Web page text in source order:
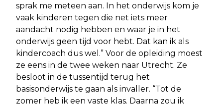
sprak me meteen aan. In het onderwijs kom je
vaak kinderen tegen die net iets meer
aandacht nodig hebben en waar je in het
onderwijs geen tijd voor hebt. Dat kan ik als
kindercoach dus wel.” Voor de opleiding moest
ze eens in de twee weken naar Utrecht. Ze
besloot in de tussentijd terug het
basisonderwijs te gaan als invaller. “Tot de
zomer heb ik een vaste klas. Daarna zou ik